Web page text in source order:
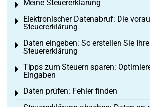
Meine Steuererklärung
Toggle menu
Elektronischer Datenabruf: Die
Steuererklärung
Toggle menu
Daten eingeben: So erstellen Sie Ihre
Steuererklärung
Toggle menu
Tipps zum Steuern sparen:
Eingaben
Toggle menu
Daten prüfen: Fehler finden
Toggle menu